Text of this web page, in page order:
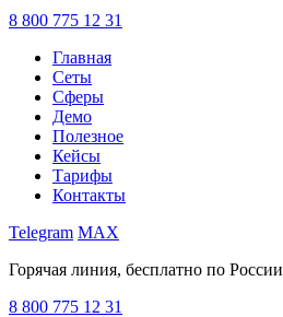
8 800 775 12 31
Главная
Сеты
Сферы
Демо
Полезное
Кейсы
Тарифы
Контакты
Telegram MAX
Горячая линия, бесплатно по России
8 800 775 12 31